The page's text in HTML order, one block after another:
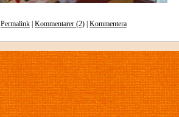
Permalink Kommentarer (2) Kommentera